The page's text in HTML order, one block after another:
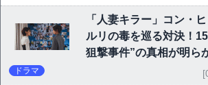
「人妻キラー」コン・
ルリの毒を巡る対決！
狙撃事件”の真相が明ら
ドラマ